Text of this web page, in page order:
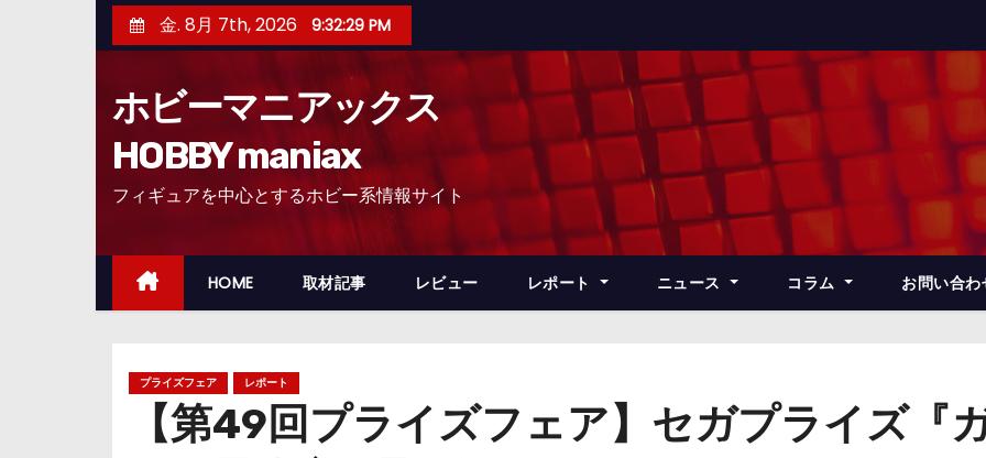
ン
ッ
金. 8月 7th, 2026 9:32:30 PM
ホビーマニアックス
HOBBY maniax
フィギュアを中心とするホビー系情報サイト
HOME 取材記事 レビュー レポート ニュース コラム お問い合わ
プライズフェア レポート
【第49回プライズフェア】セガプライズ『